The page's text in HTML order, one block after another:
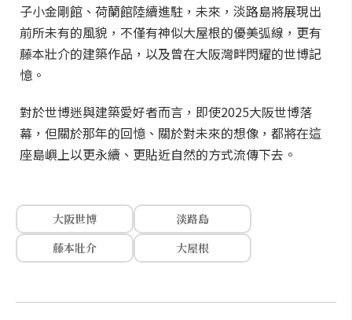
子小金剛館、荷蘭館陸續進駐，未來，淡路島將展現出
前所未有的風貌，不僅有神似大屋根的優美弧線，更有
藤本壯介的建築作品，以及曾在大阪灣畔閃耀的世博記
憶。
對於世博迷與建築愛好者而言，即使2025大阪世博落
幕，但關於那年的回憶、關於對未來的想像，都將在這
座島嶼上以更永續、更貼近自然的方式流傳下去。
大阪世博
淡路島
藤本壯介
大屋根